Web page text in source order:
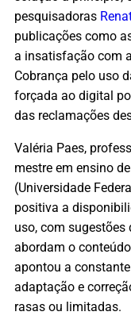
pesquisadoras
publicações como
a insatisfação com
Cobrança pelo uso
forçada ao digital
das reclamações
Valéria Paes,
mestre em ensino
(Universidade
positiva a
uso, com
abordam o
apontou a
adaptação e
rasas ou limitadas.